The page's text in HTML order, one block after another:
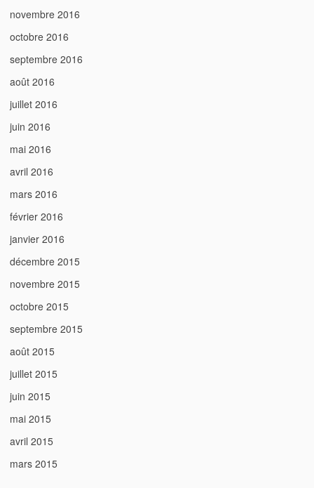
novembre 2016
octobre 2016
septembre 2016
août 2016
juillet 2016
juin 2016
mai 2016
avril 2016
mars 2016
février 2016
janvier 2016
décembre 2015
novembre 2015
octobre 2015
septembre 2015
août 2015
juillet 2015
juin 2015
mai 2015
avril 2015
mars 2015